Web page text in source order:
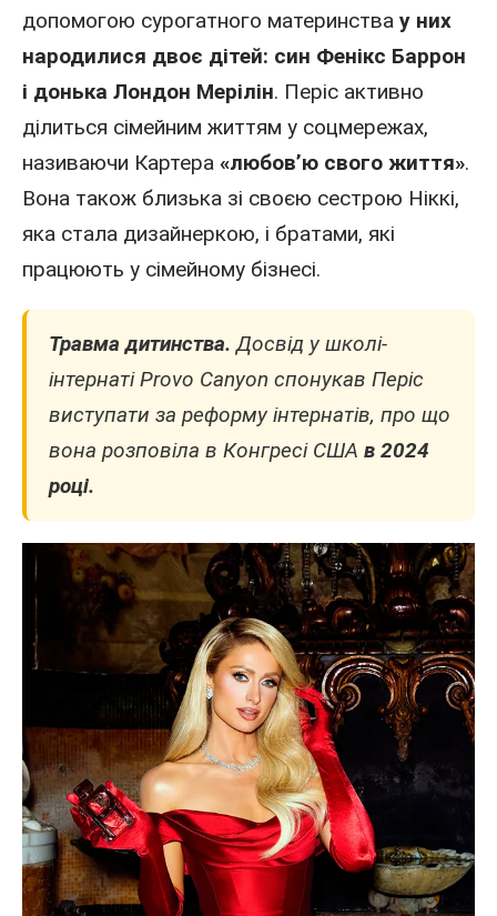
допомогою сурогатного материнства у них
народилися двоє дітей: син Фенікс Баррон
і донька Лондон Мерілін. Періс активно
ділиться сімейним життям у соцмережах,
називаючи Картера «любов’ю свого життя».
Вона також близька зі своєю сестрою Ніккі,
яка стала дизайнеркою, і братами, які
працюють у сімейному бізнесі.
Травма дитинства. Досвід у школі-
інтернаті Provo Canyon спонукав Періс
виступати за реформу інтернатів, про що
вона розповіла в Конгресі США в 2024
році.